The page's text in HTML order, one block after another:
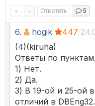
+ – Ответить 5
6. hogik 447
(4)(kiruha)
Ответы по пунктам.
1) Нет.
2) Да.
3) В 19-ой и 25-ой
отличий в